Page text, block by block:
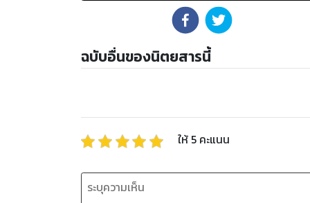
ฉบับอื่นของนิตยสารนี้
ให้ 5 คะแนน